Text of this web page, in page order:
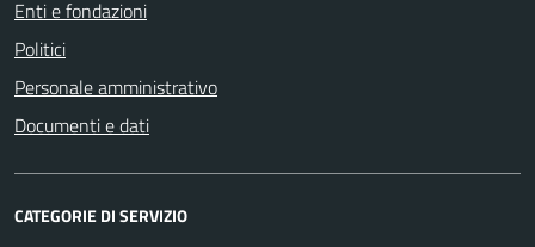
Enti e fondazioni
Politici
Personale amministrativo
Documenti e dati
CATEGORIE DI SERVIZIO